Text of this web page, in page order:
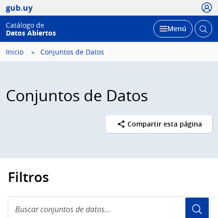
gub.uy
Catálogo de
Datos Abiertos
Desplegar
Menú Abrir
Inicio Conjuntos de Datos
Conjuntos de Datos
Compartir esta página
Filtros
conjuntos